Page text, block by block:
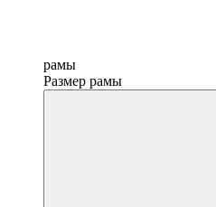
рамы
Размер рамы